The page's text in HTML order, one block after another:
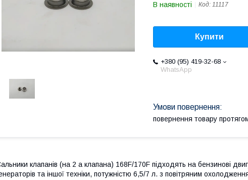
В наявності Код: 11117
Купити
+380 (95) 419-32-68
WhatsApp
повернення товару
клапанів (на 2 а клапана) 168F/170F підходять на бензинові
та іншої техніки, потужністю 6,5/7 л. з повітряним